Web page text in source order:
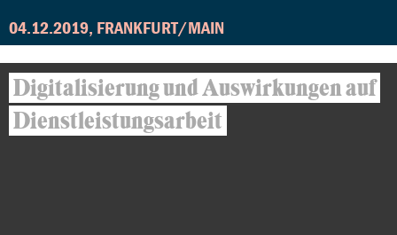
04.12.2019, FRANKFURT/MAIN
Digitalisierung und Auswirkungen auf
Dienstleistungsarbeit